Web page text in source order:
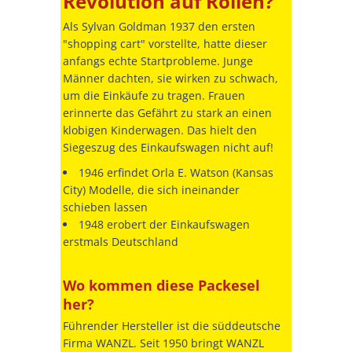
Als Sylvan Goldman 1937 den ersten
"shopping cart" vorstellte, hatte dieser
anfangs echte Startprobleme. Junge
Männer dachten, sie wirken zu schwach,
um die Einkäufe zu tragen. Frauen
erinnerte das Gefährt zu stark an einen
klobigen Kinderwagen. Das hielt den
Siegeszug des Einkaufswagen nicht auf!
1946 erfindet Orla E. Watson (Kansas
City) Modelle, die sich ineinander
schieben lassen
1948 erobert der Einkaufswagen
erstmals Deutschland
Wo kommen diese Packesel
her?
Führender Hersteller ist die süddeutsche
Firma WANZL. Seit 1950 bringt WANZL